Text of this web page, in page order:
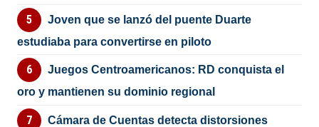
Joven que se lanzó del puente Duarte
estudiaba para convertirse en piloto
Juegos Centroamericanos: RD conquista el
oro y mantienen su dominio regional
Cámara de Cuentas detecta distorsiones